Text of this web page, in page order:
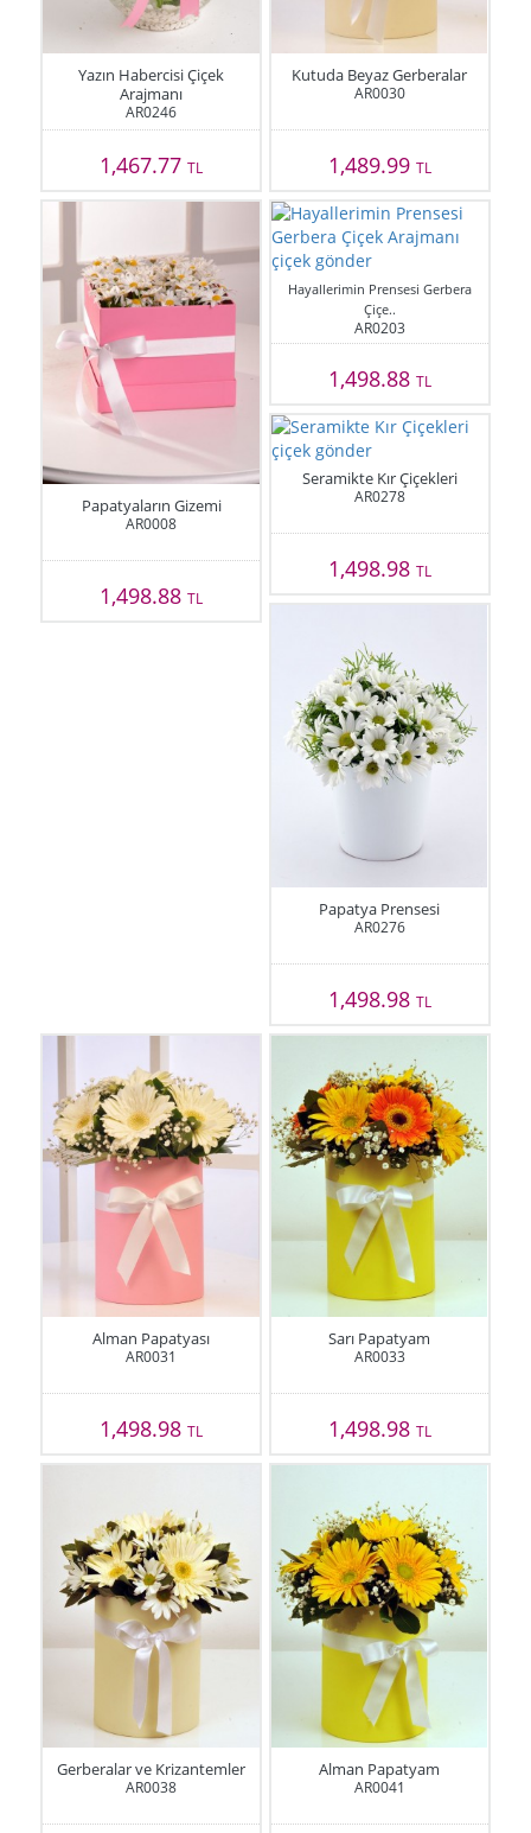
Yazın Habercisi Çiçek
Arajmanı
AR0246
1,467.77TL
Kutuda Beyaz Gerberalar
AR0030
1,489.99 TL
Papatyaların Gizemi
AR0008
1,498.88TL
Hayallerimin Prensesi Gerbera
Çiçe..
AR0203
1,498.88 TL
Seramikte Kır Çiçekleri
AR0278
1,498.98 TL
Papatya Prensesi
AR0276
1,498.98 TL
Alman Papatyası
AR0031
1,498.98TL
Sarı Papatyam
AR0033
1,498.98 TL
Gerberalar ve Krizantemler
AR0038
Alman Papatyam
AR0041